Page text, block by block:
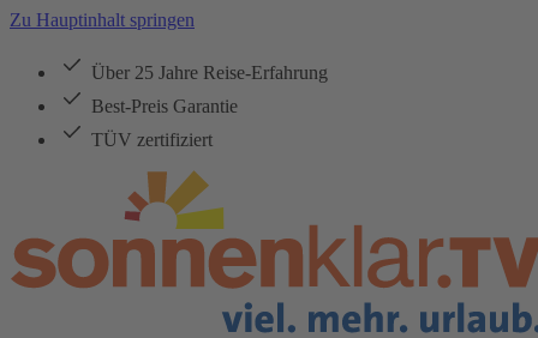
Zu Hauptinhalt springen
Über 25 Jahre Reise-Erfahrung
Best-Preis Garantie
TÜV zertifiziert